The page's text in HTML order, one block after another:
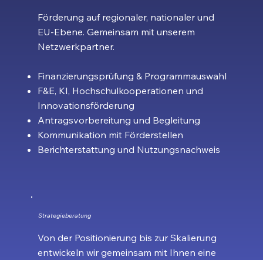
Förderung auf regionaler, nationaler und
EU-Ebene. Gemeinsam mit unserem
Netzwerkpartner.
Finanzierungsprüfung & Programmauswahl
F&E, KI, Hochschulkooperationen und
Innovationsförderung
Antragsvorbereitung und Begleitung
Kommunikation mit Förderstellen
Berichterstattung und Nutzungsnachweis
Strategieberatung
Von der Positionierung bis zur Skalierung
entwickeln wir gemeinsam mit Ihnen eine